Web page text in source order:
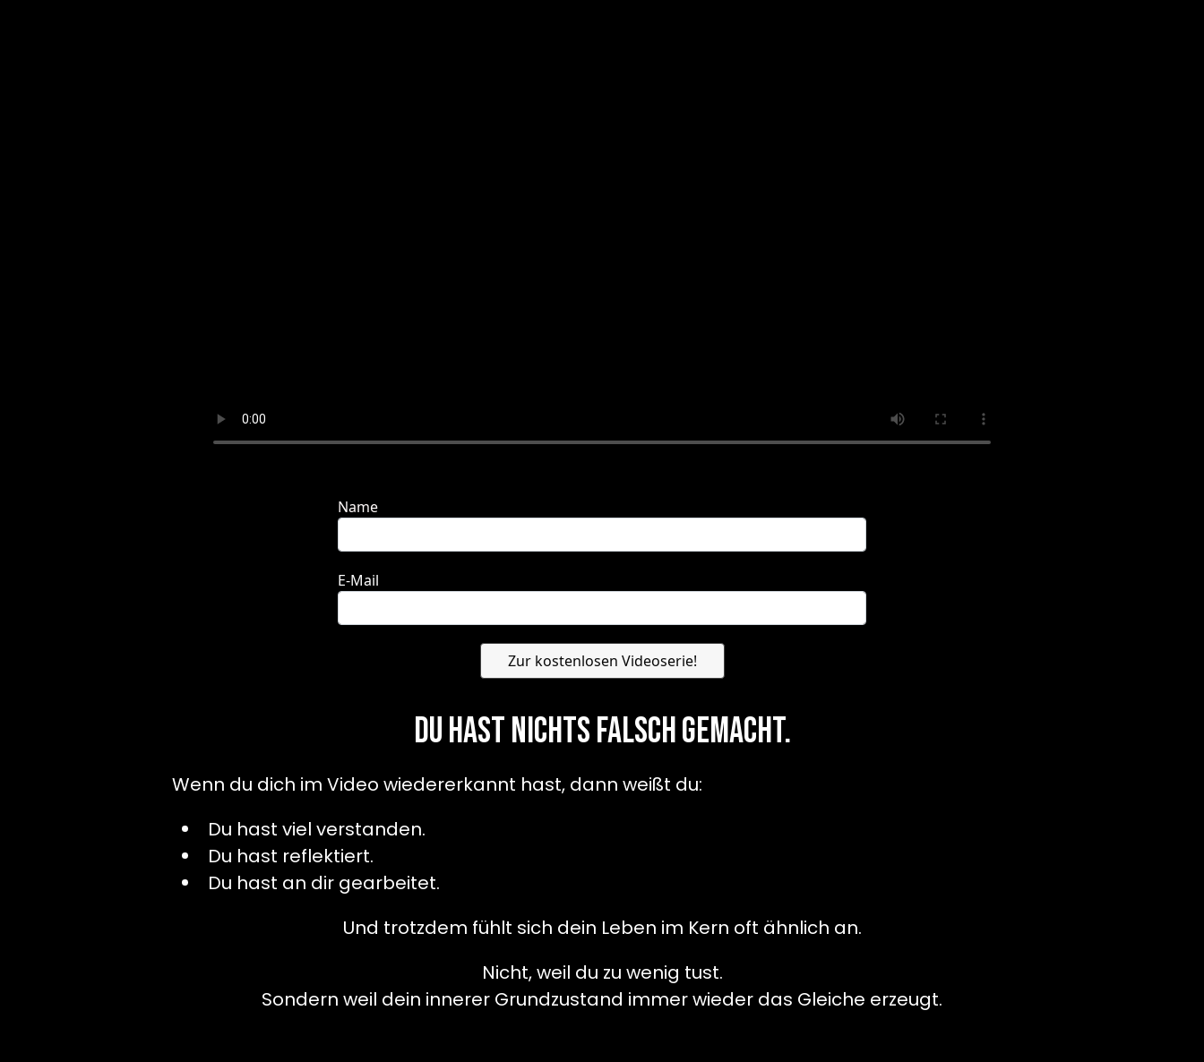
Du hast nichts falsch gemacht.
Wenn du dich im Video wiedererkannt hast, dann weißt du:
Du hast viel verstanden.
Du hast reflektiert.
Du hast an dir gearbeitet.
Und trotzdem fühlt sich dein Leben im Kern oft ähnlich an.
Nicht, weil du zu wenig tust.
Sondern weil dein innerer Grundzustand immer wieder das Gleiche erzeugt.